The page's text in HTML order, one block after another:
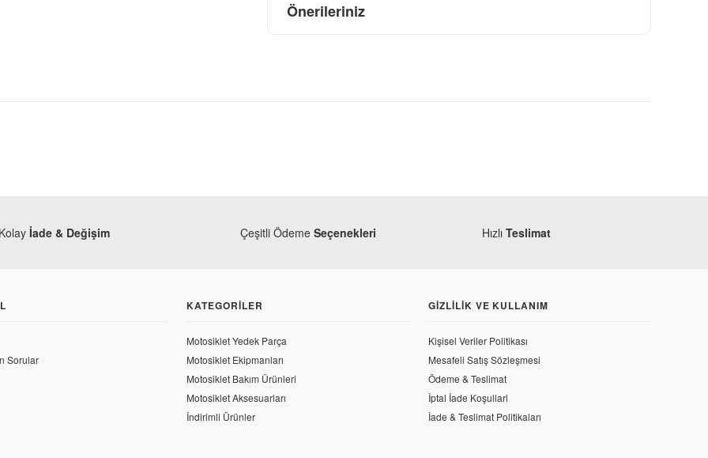
Önerileriniz
Kolay İade & Değişim Çeşitli Ödeme Seçenekleri Hızlı Teslimat
Sorular
KATEGORILER
Motosiklet Yedek Parça
Motosiklet Ekipmanları
Motosiklet Bakım Ürünleri
Motosiklet Aksesuarları
İndirimli Ürünler
GIZLILIK VE KULLANIM
Kişisel Veriler Politikası
Mesafeli Satış Sözleşmesi
Ödeme & Teslimat
İptal İade Koşullari
İade & Teslimat Politikaları